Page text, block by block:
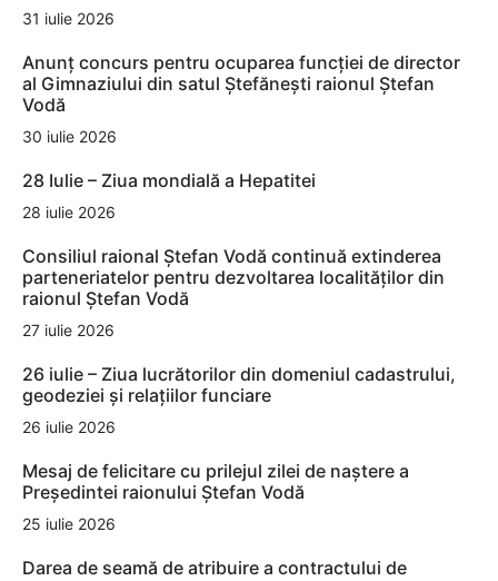
31 iulie 2026
Anunț concurs pentru ocuparea funcției de director
al Gimnaziului din satul Ștefănești raionul Ștefan
Vodă
30 iulie 2026
28 Iulie – Ziua mondială a Hepatitei
28 iulie 2026
Consiliul raional Ștefan Vodă continuă extinderea
parteneriatelor pentru dezvoltarea localităților din
raionul Ștefan Vodă
27 iulie 2026
26 iulie – Ziua lucrătorilor din domeniul cadastrului,
geodeziei și relațiilor funciare
26 iulie 2026
Mesaj de felicitare cu prilejul zilei de naștere a
Președintei raionului Ștefan Vodă
25 iulie 2026
Darea de seamă de atribuire a contractului de